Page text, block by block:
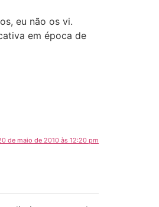
eu não os vi.
em época de
de maio de 2010 às 12:20 pm